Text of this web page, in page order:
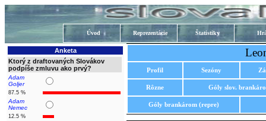
Úvod Reprezentácie Štatistiky
Anketa
Ktorý z draftovaných Slovákov
podpíše zmluvu ako prvý?
Adam
Goljer
87.5 %
Adam
Nemec
12.5 %
Profil Sezóny
Rôzne Góly slov.
Góly brankárom (repre)